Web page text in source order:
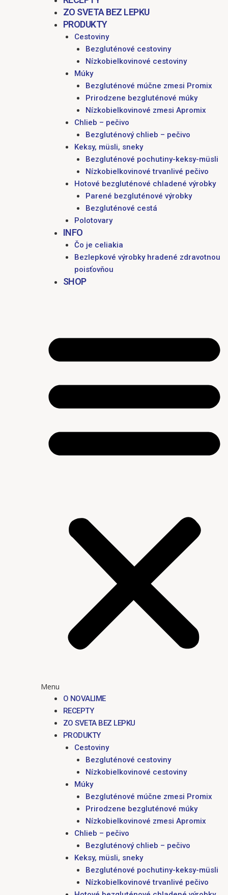
ZO SVETA BEZ LEPKU
PRODUKTY
Cestoviny
Bezgluténové cestoviny
Nízkobielkovinové cestoviny
Múky
Bezgluténové múčne zmesi Promix
Prirodzene bezgluténové múky
Nízkobielkovinové zmesi Apromix
Chlieb – pečivo
Bezgluténový chlieb – pečivo
Keksy, müsli, sneky
Bezgluténové pochutiny-keksy-müsli
Nízkobielkovinové trvanlivé pečivo
Hotové bezgluténové chladené výrobky
Parené bezgluténové výrobky
Bezgluténové cestá
Polotovary
INFO
Čo je celiakia
Bezlepkové výrobky hradené zdravotnou
poisťovňou
SHOP
Menu
O NOVALIME
RECEPTY
ZO SVETA BEZ LEPKU
PRODUKTY
Cestoviny
Bezgluténové cestoviny
Nízkobielkovinové cestoviny
Múky
Bezgluténové múčne zmesi Promix
Prirodzene bezgluténové múky
Nízkobielkovinové zmesi Apromix
Chlieb – pečivo
Bezgluténový chlieb – pečivo
Keksy, müsli, sneky
Bezgluténové pochutiny-keksy-müsli
Nízkobielkovinové trvanlivé pečivo